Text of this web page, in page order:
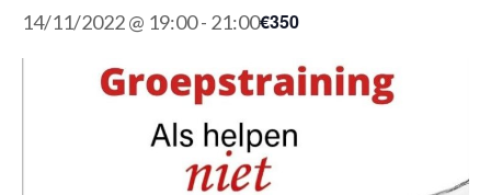
14/11/2022 @ 19:00- 21:00€350